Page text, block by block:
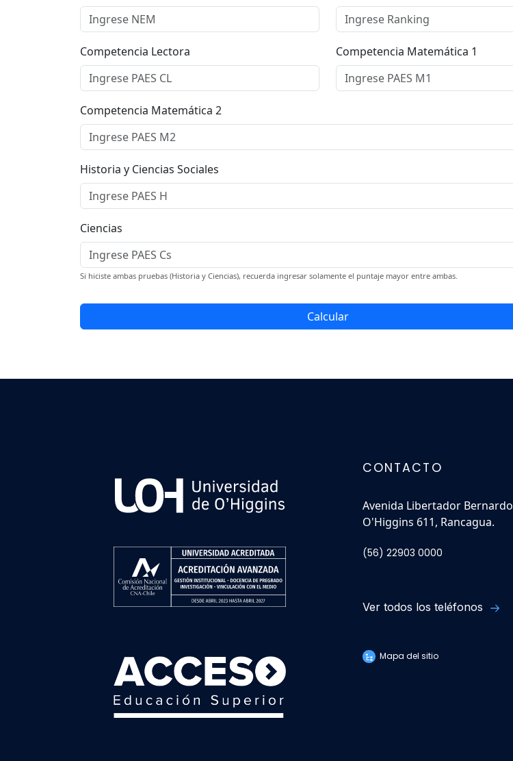
Competencia Lectora Competencia Matemática 1
Competencia Matemática 2
Historia y Ciencias Sociales
Ciencias
Si hiciste ambas pruebas (Historia y Ciencias), recuerda ingresar solamente el puntaje mayor entre ambas.
Calcular
CONTACTO
Avenida Libertador Bernardo
O'Higgins 611, Rancagua.
(56) 22903 0000
Ver todos los teléfonos
Mapa del sitio